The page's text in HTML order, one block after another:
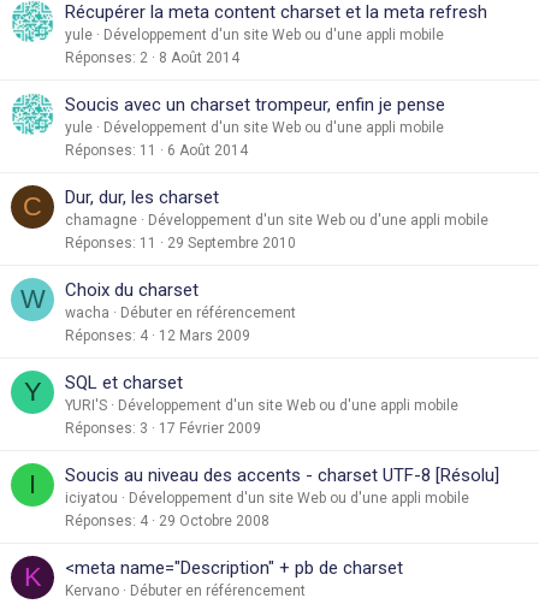
Récupérer la meta content charset et la meta refresh
yule
Développement d'un site Web ou d'une appli mobile
Réponses 2 8 Août 2014
Soucis avec un charset trompeur, enfin je pense
yule
Développement d'un site Web ou d'une appli mobile
Réponses 11 6 Août 2014
C Dur, dur, les charset
chamagne
Développement d'un site Web ou d'une appli mobile
Réponses 11 29 Septembre 2010
W Choix du charset
wacha
Débuter en référencement
Réponses 4 12 Mars 2009
Y SQL et charset
YURI'S
Développement d'un site Web ou d'une appli mobile
Réponses 3 17 Février 2009
I Soucis au niveau des accents - charset UTF-8 [Résolu]
iciyatou
Développement d'un site Web ou d'une appli mobile
Réponses 4 29 Octobre 2008
K <meta name="Description" + pb de charset
Kervano
Débuter en référencement